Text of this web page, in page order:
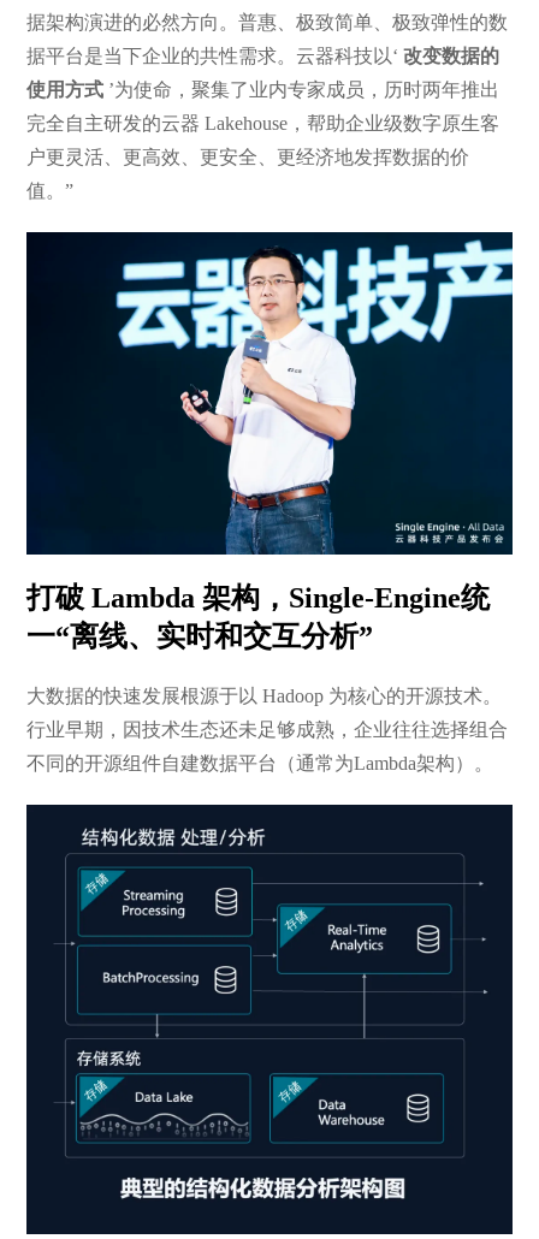
据架构演进的必然方向。普惠、极致简单、极致弹性的数
据平台是当下企业的共性需求。云器科技以‘改变数据的
使用方式 ’为使命，聚集了业内专家成员，历时两年推出
完全自主研发的云器 Lakehouse，帮助企业级数字原生客
户更灵活、更高效、更安全、更经济地发挥数据的价
值。”
打破 Lambda 架构，Single-Engine统
一“离线、实时和交互分析”
大数据的快速发展根源于以 Hadoop 为核心的开源技术。
行业早期，因技术生态还未足够成熟，企业往往选择组合
不同的开源组件自建数据平台（通常为Lambda架构）。